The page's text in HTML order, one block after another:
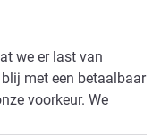
we er last van
met een betaalbaar
voorkeur. We